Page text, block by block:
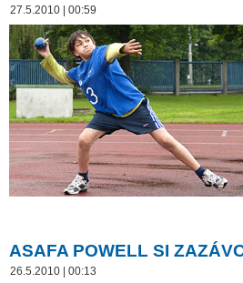
27.5.2010 | 00:59
ASAFA POWELL SI
26.5.2010 | 00:13